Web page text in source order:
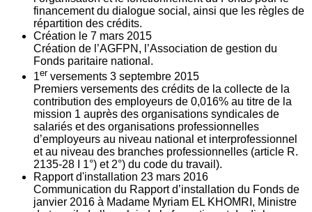
financement du dialogue social, ainsi que les règles de
répartition des crédits.
Création le 7 mars 2015
Création de l’AGFPN, l’Association de gestion du
Fonds paritaire national.
1er versements 3 septembre 2015
Premiers versements des crédits de la collecte de la
contribution des employeurs de 0,016% au titre de la
mission 1 auprès des organisations syndicales de
salariés et des organisations professionnelles
d’employeurs au niveau national et interprofessionnel
et au niveau des branches professionnelles (article R.
2135‐28 I 1°) et 2°) du code du travail).
Rapport d'installation 23 mars 2016
Communication du Rapport d’installation du Fonds de
janvier 2016 à Madame Myriam EL KHOMRI, Ministre